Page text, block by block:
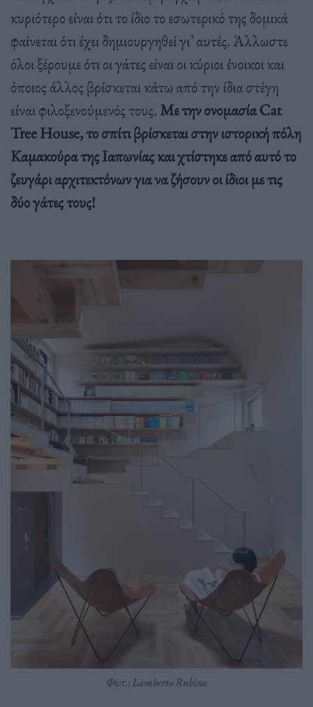
κυριότερο είναι ότι το ίδιο το εσωτερικό της δομικά
φαίνεται ότι έχει δημιουργηθεί γι’ αυτές. Άλλωστε
όλοι ξέρουμε ότι οι γάτες είναι οι κύριοι ένοικοι και
όποιος άλλος βρίσκεται κάτω από την ίδια στέγη
είναι φιλοξενούμενός τους.Με την ονομασία Cat
Tree House, το σπίτι βρίσκεται στην ιστορική πόλη
Καμακούρα της Ιαπωνίας και χτίστηκε από αυτό το
ζευγάρι αρχιτεκτόνων για να ζήσουν οι ίδιοι με τις
δύο γάτες τους!
Φωτ.: Lamberto Rubino